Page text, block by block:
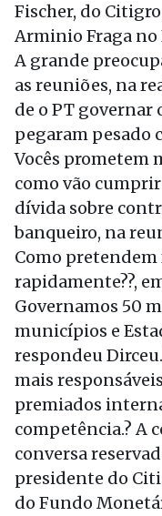
Fischer, do
Arminio Fraga no
A grande
as reuniões, na
de o PT governar
pegaram pesado
Vocês prometem
como vão
dívida sobre
banqueiro, na
Como pretendem
rapidamente??,
Governamos 50
municípios e
respondeu
mais
premiados
competência.? A
conversa
presidente do
do Fundo